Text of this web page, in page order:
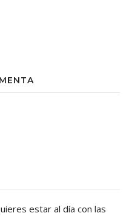
estar al día con las